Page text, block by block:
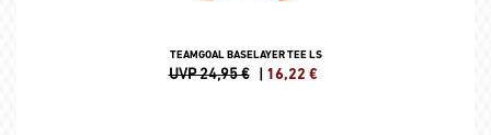
TEAMGOAL BASELAYER TEE LS
UVP 24,95 € | 16,22 €